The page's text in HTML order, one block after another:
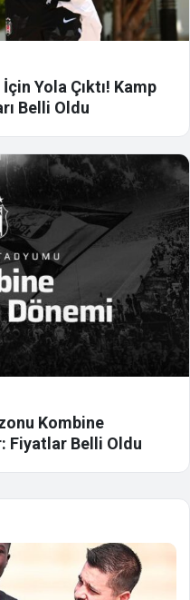
Yola Çıktı! Kamp
Belli Oldu
Kombine
Fiyatlar Belli Oldu